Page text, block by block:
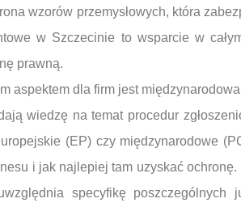
wzorów przemysłowych, która
w Szczecinie to wsparcie w
prawną.
aspektem dla firm jest
wiedzę na temat procedur
(EP) czy międzynarodowe
i jak najlepiej tam uzyskać
specyfikę poszczególnych